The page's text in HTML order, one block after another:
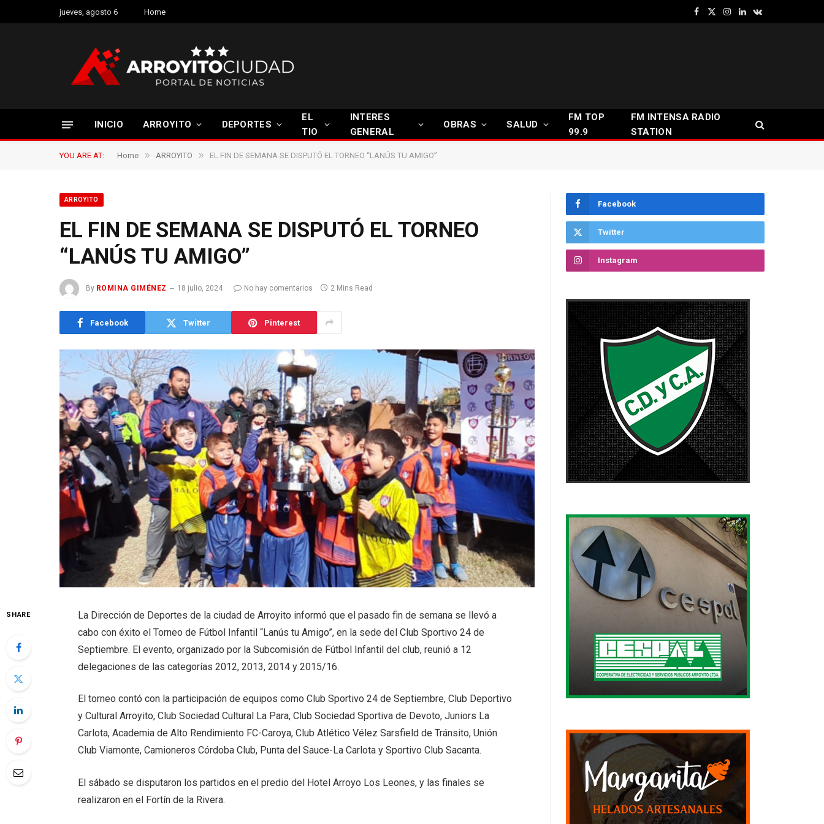
jueves, agosto 6 Home
Facebook
X
Instagram
LinkedInVKontakte
INICIO ARROYITO DEPORTES
EL
TIO
INTERES
GENERAL
OBRAS SALUD
FM TOP
99.9
FM INTENSA RADIO
STATION
YOU ARE AT: Home » ARROYITO » EL FIN DE SEMANA SE DISPUTÓ EL TORNEO “LANÚS TU AMIGO”
ARROYITO
EL FIN DE SEMANA SE DISPUTÓ EL TORNEO
“LANÚS TU AMIGO”
By ROMINA GIMÉNEZ 18 julio, 2024 No hay comentarios 2 Mins Read
Facebook Twitter Pinterest
SHARE
La Dirección de Deportes de la ciudad de Arroyito informó que el pasado fin de semana se llevó a
cabo con éxito el Torneo de Fútbol Infantil “Lanús tu Amigo”, en la sede del Club Sportivo 24 de
Septiembre. El evento, organizado por la Subcomisión de Fútbol Infantil del club, reunió a 12
delegaciones de las categorías 2012, 2013, 2014 y 2015/16.
El torneo contó con la participación de equipos como Club Sportivo 24 de Septiembre, Club Deportivo
y Cultural Arroyito, Club Sociedad Cultural La Para, Club Sociedad Sportiva de Devoto, Juniors La
Carlota, Academia de Alto Rendimiento FC-Caroya, Club Atlético Vélez Sarsfield de Tránsito, Unión
Club Viamonte, Camioneros Córdoba Club, Punta del Sauce-La Carlota y Sportivo Club Sacanta.
El sábado se disputaron los partidos en el predio del Hotel Arroyo Los Leones, y las finales se
realizaron en el Fortín de la Rivera.
Facebook
Twitter
Instagram